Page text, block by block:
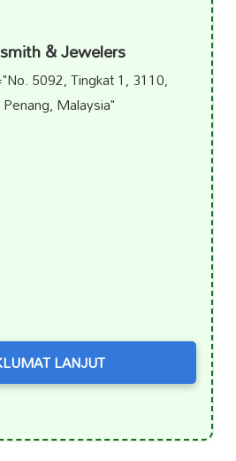
& Jewelers
5092, Tingkat 1, 3110,
Malaysia"
LANJUT